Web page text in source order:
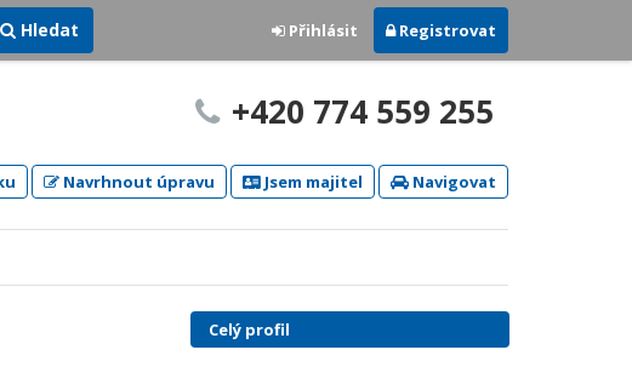
Hledat Přihlásit Registrovat
+420 774 559 255
Navrhnout úpravu Jsem majitel Navigovat
Celý profil